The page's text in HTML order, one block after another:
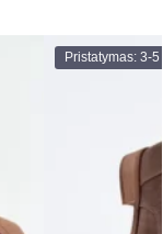
Pristatymas: 3-